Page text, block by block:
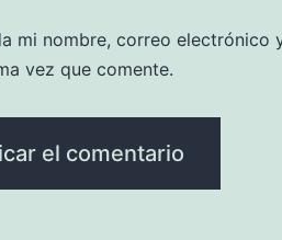
mi nombre, correo electrónico
vez que comente.